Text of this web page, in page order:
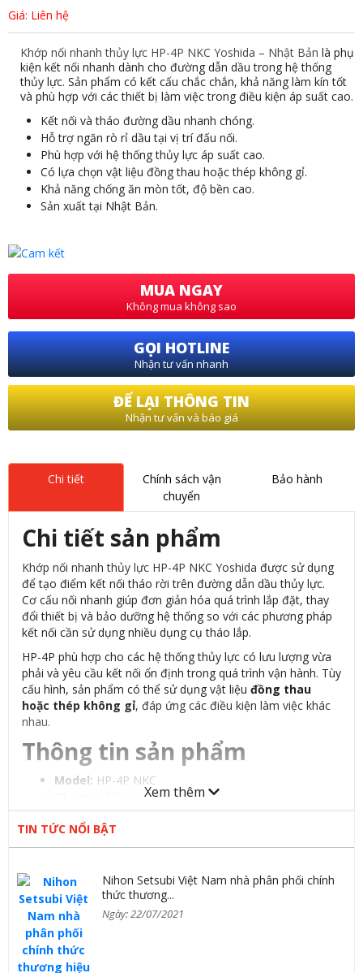
Giá: Liên hệ
Khớp nối nhanh thủy lực HP-4P NKC Yoshida – Nhật Bản là phụ
kiện kết nối nhanh dành cho đường dẫn dầu trong hệ thống
thủy lực. Sản phẩm có kết cấu chắc chắn, khả năng làm kín tốt
và phù hợp với các thiết bị làm việc trong điều kiện áp suất cao.
Kết nối và tháo đường dầu nhanh chóng.
Hỗ trợ ngăn rò rỉ dầu tại vị trí đấu nối.
Phù hợp với hệ thống thủy lực áp suất cao.
Có lựa chọn vật liệu đồng thau hoặc thép không gỉ.
Khả năng chống ăn mòn tốt, độ bền cao.
Sản xuất tại Nhật Bản.
MUA NGAY
Không mua không sao
GỌI HOTLINE
Nhận tư vấn nhanh
ĐỂ LẠI THÔNG TIN
Nhận tư vấn và báo giá
Chi tiết
Chính sách vận
chuyển
Bảo hành
Chi tiết sản phẩm
Khớp nối nhanh thủy lực HP-4P NKC Yoshida được sử dụng
để tạo điểm kết nối tháo rời trên đường dẫn dầu thủy lực.
Cơ cấu nối nhanh giúp đơn giản hóa quá trình lắp đặt, thay
đổi thiết bị và bảo dưỡng hệ thống so với các phương pháp
kết nối cần sử dụng nhiều dụng cụ tháo lắp.
HP-4P phù hợp cho các hệ thống thủy lực có lưu lượng vừa
phải và yêu cầu kết nối ổn định trong quá trình vận hành. Tùy
cấu hình, sản phẩm có thể sử dụng vật liệu đồng thau
hoặc thép không gỉ, đáp ứng các điều kiện làm việc khác
nhau.
Thông tin sản phẩm
Model: HP-4P NKC
NKC Yoshida
Loại sản phẩm:
Vật liệu:Đồng thau hoặc thép không gỉ
Ứng dụng:Máy ép thủy lực, đường dẫn dầu, thiết bị
cơ khí và máy móc công nghiệp
Ưu điểm nổi bật của HP-4P
Cơ cấu nối nhanh giúp giảm thời gian tháo và lắp
Xem thêm
TIN TỨC NỔI BẬT
Nihon Setsubi Việt Nam nhà phân phối chính
thức thương...
Ngày: 22/07/2021